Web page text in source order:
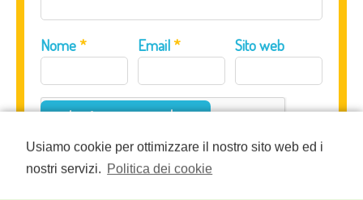
Usiamo cookie per ottimizzare il nostro sito web ed i
nostri servizi. Politica dei cookie
Nome* Email* Sito web